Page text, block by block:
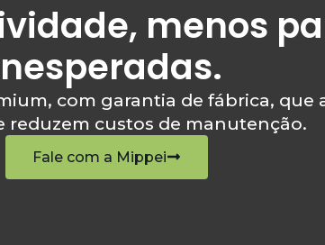
menos
com garantia de fábrica, que
reduzem custos de manutenção.
Fale com a Mippei